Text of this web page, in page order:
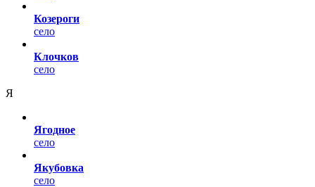
Козероги
село
Клочков
село
Я
Ягодное
село
Якубовка
село